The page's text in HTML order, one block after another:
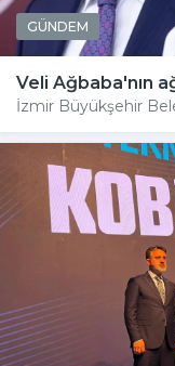
GÜNDEM
Veli Ağbaba'nın
İzmir Büyükşehir